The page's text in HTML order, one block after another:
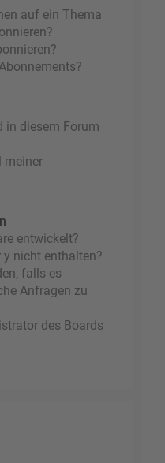
auf ein Thema
in diesem Forum
meiner
entwickelt?
nicht enthalten?
falls es
Anfragen zu
des Boards